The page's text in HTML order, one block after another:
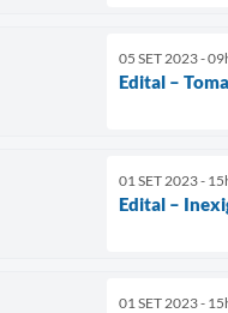
05 SET 2023 -
Edital –
01 SET 2023 -
Edital –
01 SET 2023 -